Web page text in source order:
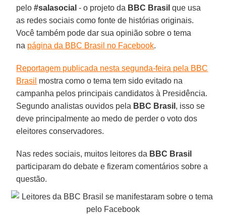
pelo#salasocial - o projeto da BBC Brasil que usa
as redes sociais como fonte de histórias originais.
Você também pode dar sua opinião sobre o tema
na página da BBC Brasil no Facebook.
Reportagem publicada nesta segunda-feira pela BBC
Brasil mostra como o tema tem sido evitado na
campanha pelos principais candidatos à Presidência.
Segundo analistas ouvidos pela BBC Brasil , isso se
deve principalmente ao medo de perder o voto dos
eleitores conservadores.
Nas redes sociais, muitos leitores da BBC Brasil
participaram do debate e fizeram comentários sobre a
questão.